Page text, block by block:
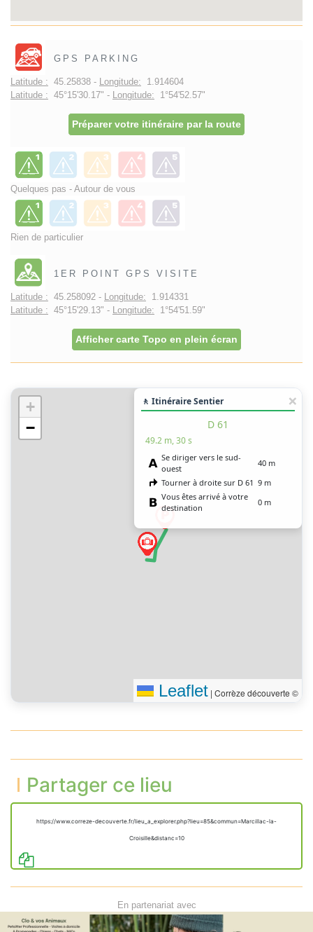
GPS PARKING
Latitude : 45.25838 - Longitude: 1.914604
Latitude : 45°15'30.17" - Longitude: 1°54'52.57"
Préparer votre itinéraire par la route
Quelques pas - Autour de vous
Rien de particulier
1ER POINT GPS VISITE
Latitude : 45.258092 - Longitude: 1.914331
Latitude : 45°15'29.13" - Longitude: 1°54'51.59"
Afficher carte Topo en plein écran
+
−
🚶 Itinéraire Sentier
D 61
49.2 m, 30 s
Se diriger vers le sud-
ouest
40 m
Tourner à droite sur D 61 9 m
Vous êtes arrivé à votre
destination
0 m
Leaflet | Corrèze découverte ©
Partager ce lieu
https://www.correze-decouverte.fr/lieu_a_explorer.php?lieu=85&commun=Marcillac-la-
Croisille&distanc=10
En partenariat avec